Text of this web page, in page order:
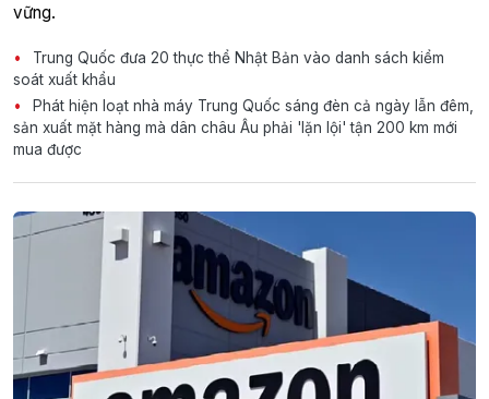
vững.
Trung Quốc đưa 20 thực thể Nhật Bản vào danh sách kiểm
soát xuất khẩu
Phát hiện loạt nhà máy Trung Quốc sáng đèn cả ngày lẫn đêm,
sản xuất mặt hàng mà dân châu Âu phải 'lặn lội' tận 200 km mới
mua được